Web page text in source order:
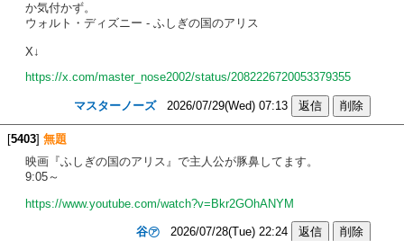
か気付かず。
ウォルト・ディズニー - ふしぎの国のアリス
X↓
https://x.com/master_nose2002/status/2082226720053379355
マスターノーズ2026/07/29(Wed) 07:13
[5403] 無題
映画『ふしぎの国のアリス』で主人公が豚鼻してます。
9:05～
https://www.youtube.com/watch?v=Bkr2GOhANYM
谷㋐ 2026/07/28(Tue) 22:24